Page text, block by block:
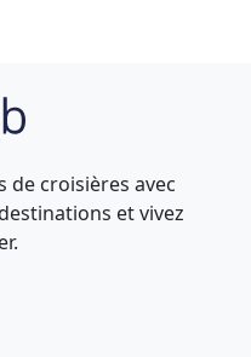
de croisières avec
et vivez